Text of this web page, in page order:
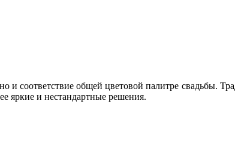
и соответствие общей цветовой палитре свадьбы.
яркие и нестандартные решения.